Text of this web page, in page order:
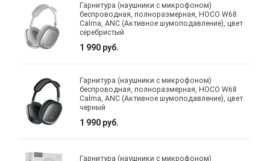
Гарнитура (наушники с микрофоном)
беспроводная, полноразмерная, HOCO W68
Calma, ANC (Активное шумоподавление), цвет
серебристый
1 990 руб.
Гарнитура (наушники с микрофоном)
беспроводная, полноразмерная, HOCO W68
Calma, ANC (Активное шумоподавление), цвет
черный
1 990 руб.
Гарнитура (наушники с микрофоном)